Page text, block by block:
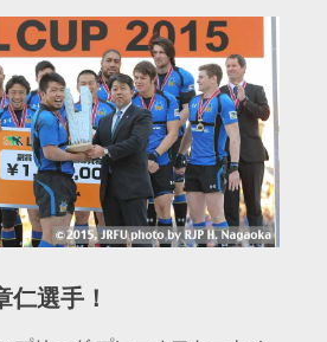
仁選手！